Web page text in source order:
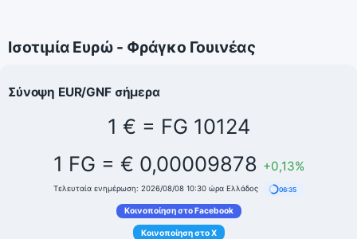
Ισοτιμία Ευρώ - Φράγκο Γουινέας
Σύνοψη EUR/GNF σήμερα
1 € = FG 10124
1 FG = € 0,00009878 +0,13%
Τελευταία ενημέρωση: 2026/08/08 10:30 ώρα Ελλάδος 06:34
Κοινοποίηση στο Facebook
Κοινοποίηση στο X